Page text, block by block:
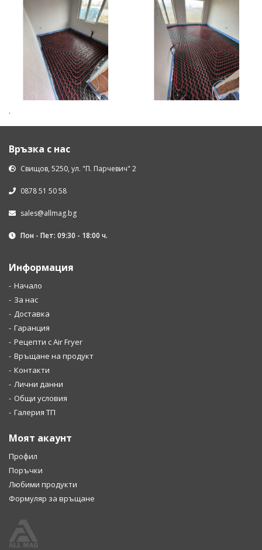
.
Връзка с нас
Свищов, 5250, ул. "П. Парчевич" 2
0878 51 50 58
sales@allmag.bg
Пон - Пет: 09:30 - 18:00 ч.
Информация
Начало
За нас
Доставка
Гаранция
Рецепти с Air Fryer
Връщане на продукт
Контакти
Лични данни
Общи условия
Галерия ТП
Моят акаунт
Профил
Поръчки
Любими продукти
Формуляр за връщане